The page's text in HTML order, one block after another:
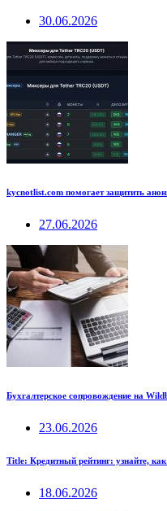
30.06.2026
kycnotlist.com помогает защитить
27.06.2026
Бухгалтерское сопровождение на
23.06.2026
Title: Кредитный рейтинг: узнайте,
18.06.2026